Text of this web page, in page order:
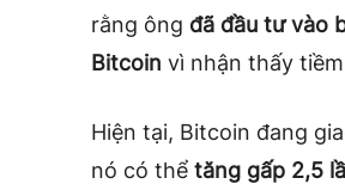
rằng ông đã đầu tư vào
Bitcoin vì nhận thấy
Hiện tại, Bitcoin đang
nó có thể tăng gấp 2,5